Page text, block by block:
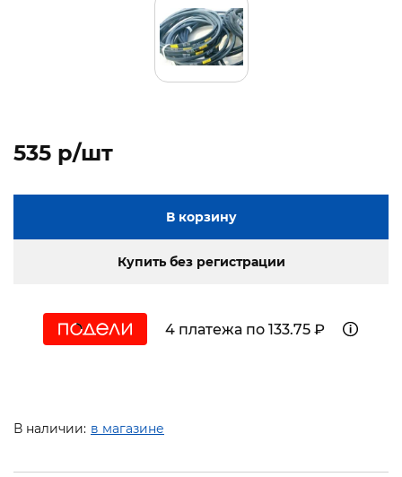
535 p/шт
В корзину
Купить без регистрации
4 платежа по 133.75 ₽
В наличии: в магазине